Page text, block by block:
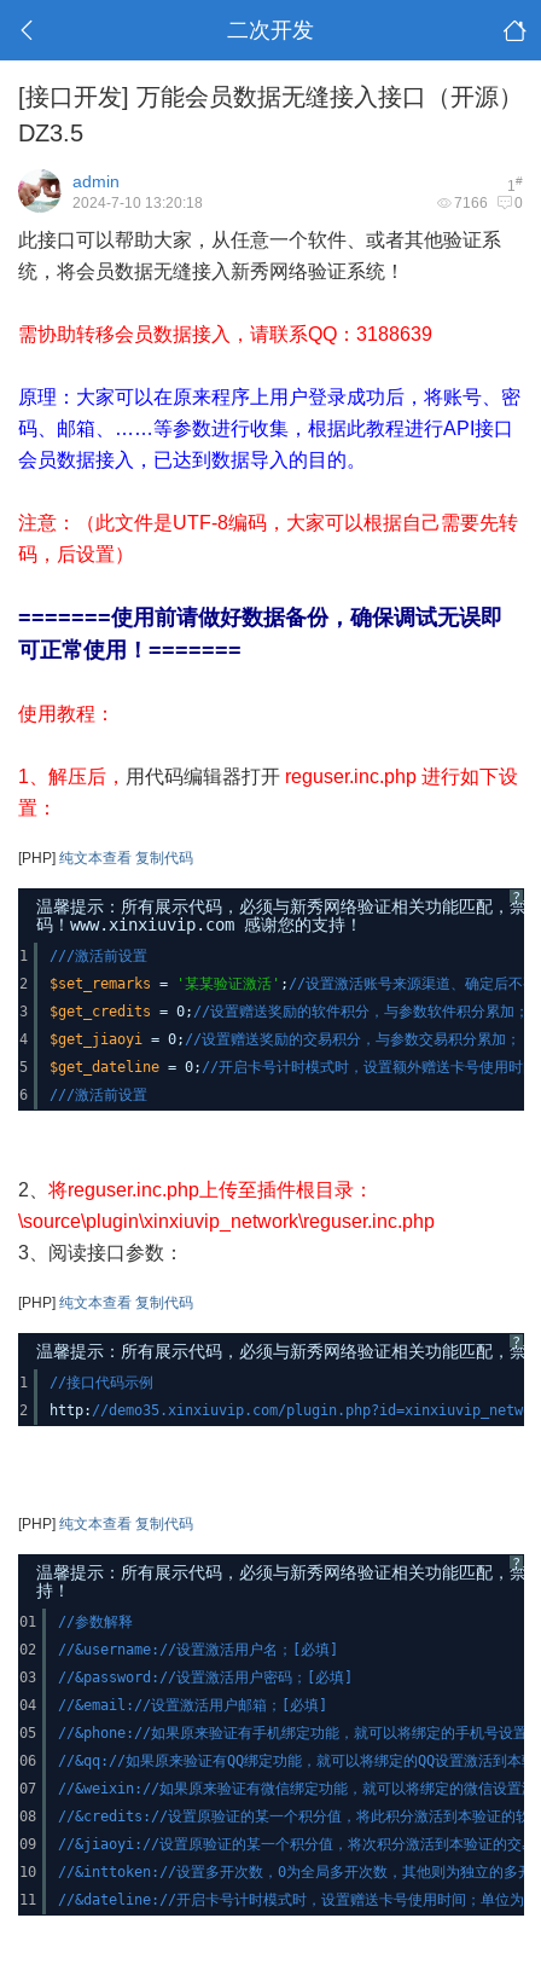
二次开发
[接口开发] 万能会员数据无缝接入接口（开源）
DZ3.5
1#
admin
7166 0
2024-7-10 13:20:18
此接口可以帮助大家，从任意一个软件、或者其他验证系
统，将会员数据无缝接入新秀网络验证系统！
需协助转移会员数据接入，请联系QQ：3188639
原理：大家可以在原来程序上用户登录成功后，将账号、密
码、邮箱、……等参数进行收集，根据此教程进行API接口
会员数据接入，已达到数据导入的目的。
注意：（此文件是UTF-8编码，大家可以根据自己需要先转
码，后设置）
=======使用前请做好数据备份，确保调试无误即
可正常使用！=======
使用教程：
1、解压后， 用代码编辑器打开 reguser.inc.php 进行如下设
置：
[PHP] 纯文本查看 复制代码
?
温馨提示：所有展示代码，必须与新秀网络验证相关功能匹配，禁
码！www.xinxiuvip.com 感谢您的支持！
1
2
3
4
5
6
///激活前设置
$set_remarks = '某某验证激活' ; //设置激活账号来源渠道、确定后不要
$get_credits = 0; //设置赠送奖励的软件积分，与参数软件积分累加；
$get_jiaoyi = 0; //设置赠送奖励的交易积分，与参数交易积分累加；
$get_dateline = 0; //开启卡号计时模式时，设置额外赠送卡号使用时间
///激活前设置
2、 将reguser.inc.php上传至插件根目录：
\source\plugin\xinxiuvip_network\reguser.inc.php
3、阅读接口参数：
[PHP] 纯文本查看 复制代码
?
温馨提示：所有展示代码，必须与新秀网络验证相关功能匹配，
1
2
//接口代码示例
http: //demo35.xinxiuvip.com/
[PHP] 纯文本查看 复制代码
?
温馨提示：所有展示代码，必须与新秀网络验证相关功能匹配，
持！
01
02
03
04
05
06
07
08
09
10
11
//参数解释
//&username://设置激活用户名；[必填]
//&password://设置激活用户密码；[必填]
//&email://设置激活用户邮箱；[必填]
//&phone://如果原来验证有手机绑定功能，就可以将绑定的手机号设置
//&qq://如果原来验证有QQ绑定功能，就可以将绑定的QQ设置激活到本
//&weixin://如果原来验证有微信绑定功能，就可以将绑定的微信设置
//&credits://设置原验证的某一个积分值，将此积分激活到本验证的软
//&jiaoyi://设置原验证的某一个积分值，将次积分激活到本验证的交易
//&inttoken://设置多开次数，0为全局多开次数，其他则为独立的多开
//&dateline://开启卡号计时模式时，设置赠送卡号使用时间；单位为秒